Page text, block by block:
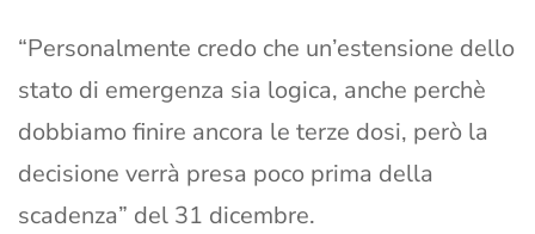
“Personalmente credo che un’estensione dello
stato di emergenza sia logica, anche perchè
dobbiamo finire ancora le terze dosi, però la
decisione verrà presa poco prima della
scadenza” del 31 dicembre.